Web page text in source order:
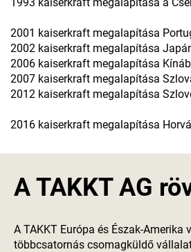
2001 kaiserkraft megalapítása
2002 kaiserkraft megalapítása
2006 kaiserkraft megalapítása
2007 kaiserkraft megalapítása
2012 kaiserkraft megalapítása
2016 kaiserkraft megalapítása
A TAKKT AG
A TAKKT Európa és Észak-
többcsatornás csomagküldő